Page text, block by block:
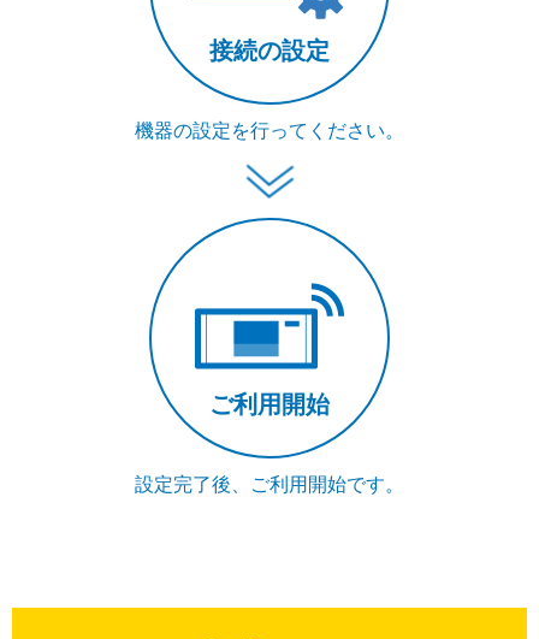
接続の設定
機器の設定を行ってください。
ご利用開始
設定完了後、ご利用開始です。